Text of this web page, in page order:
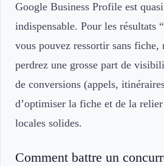
Google Business Profile est
indispensable. Pour les résultats
vous pouvez ressortir sans fiche,
perdrez une grosse part de
de conversions (appels,
d’optimiser la fiche et de la relier
locales solides.
Comment battre un